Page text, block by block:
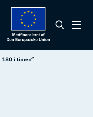
180 i timen”